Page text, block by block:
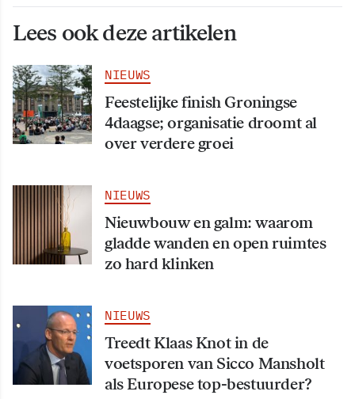
Lees ook deze artikelen
NIEUWS
Feestelijke finish Groningse
4daagse; organisatie droomt al
over verdere groei
NIEUWS
Nieuwbouw en galm: waarom
gladde wanden en open ruimtes
zo hard klinken
NIEUWS
Treedt Klaas Knot in de
voetsporen van Sicco Mansholt
als Europese top-bestuurder?